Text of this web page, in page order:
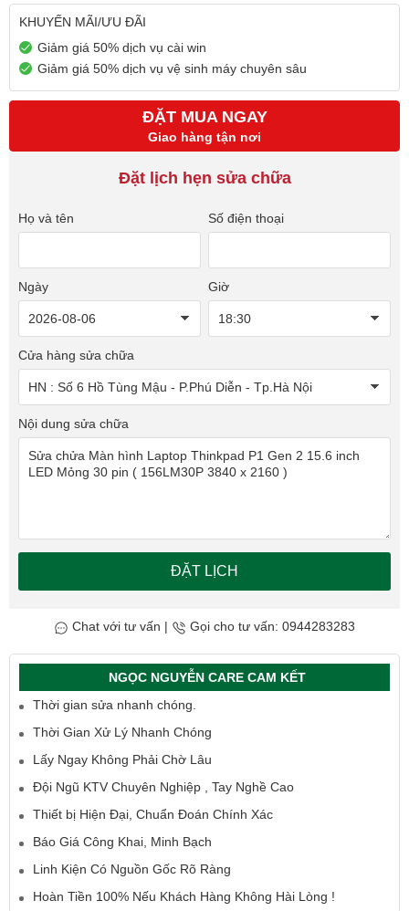
KHUYẾN MÃI/ƯU ĐÃI
Giảm giá 50% dịch vụ cài win
Giảm giá 50% dịch vụ vệ sinh máy chuyên sâu
ĐẶT MUA NGAY
Giao hàng tận nơi
Đặt lịch hẹn sửa chữa
Họ và tên Số điện thoại
Ngày Giờ
Cửa hàng sửa chữa
Nội dung sửa chữa
ĐẶT LỊCH
Chat với tư vấn | Gọi cho tư vấn: 0944283283
NGỌC NGUYỄN CARE CAM KẾT
Thời gian sửa nhanh chóng.
Thời Gian Xử Lý Nhanh Chóng
Lấy Ngay Không Phải Chờ Lâu
Đội Ngũ KTV Chuyên Nghiệp , Tay Nghề Cao
Thiết bị Hiện Đại, Chuẩn Đoán Chính Xác
Báo Giá Công Khai, Minh Bạch
Linh Kiện Có Nguồn Gốc Rõ Ràng
Hoàn Tiền 100% Nếu Khách Hàng Không Hài Lòng !